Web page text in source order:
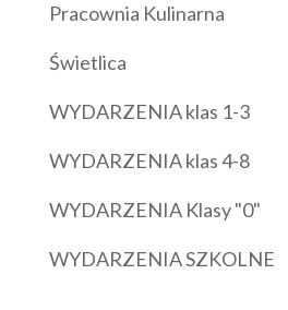
Pracownia Kulinarna
Świetlica
WYDARZENIA klas 1-3
WYDARZENIA klas 4-8
WYDARZENIA Klasy "0"
WYDARZENIA SZKOLNE